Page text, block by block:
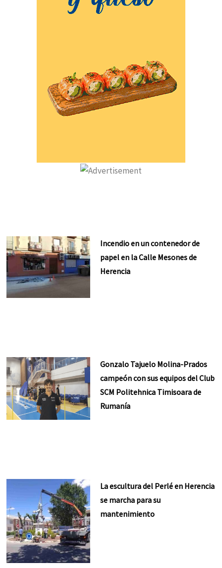
Incendio en un contenedor de
papel en la Calle Mesones de
Herencia
Gonzalo Tajuelo Molina-Prados
campeón con sus equipos del Club
SCM Politehnica Timisoara de
Rumanía
La escultura del Perlé en Herencia
se marcha para su
mantenimiento